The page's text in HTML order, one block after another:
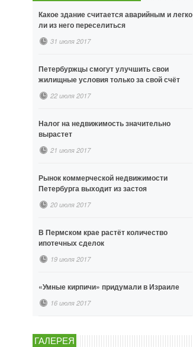
Какое здание считается аварийным и легко
ли из него переселиться
31 июля 2017
Петербуржцы смогут улучшить свои
жилищные условия только за свой счёт
22 июля 2017
Налог на недвижимость значительно
вырастет
21 июля 2017
Рынок коммерческой недвижимости
Петербурга выходит из застоя
20 июля 2017
В Пермском крае растёт количество
ипотечных сделок
19 июля 2017
«Умные кирпичи» придумали в Израиле
16 июля 2017
ГАЛЕРЕЯ